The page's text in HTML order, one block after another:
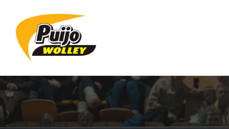
sivun
sisältöön
Sivuston etusivulle